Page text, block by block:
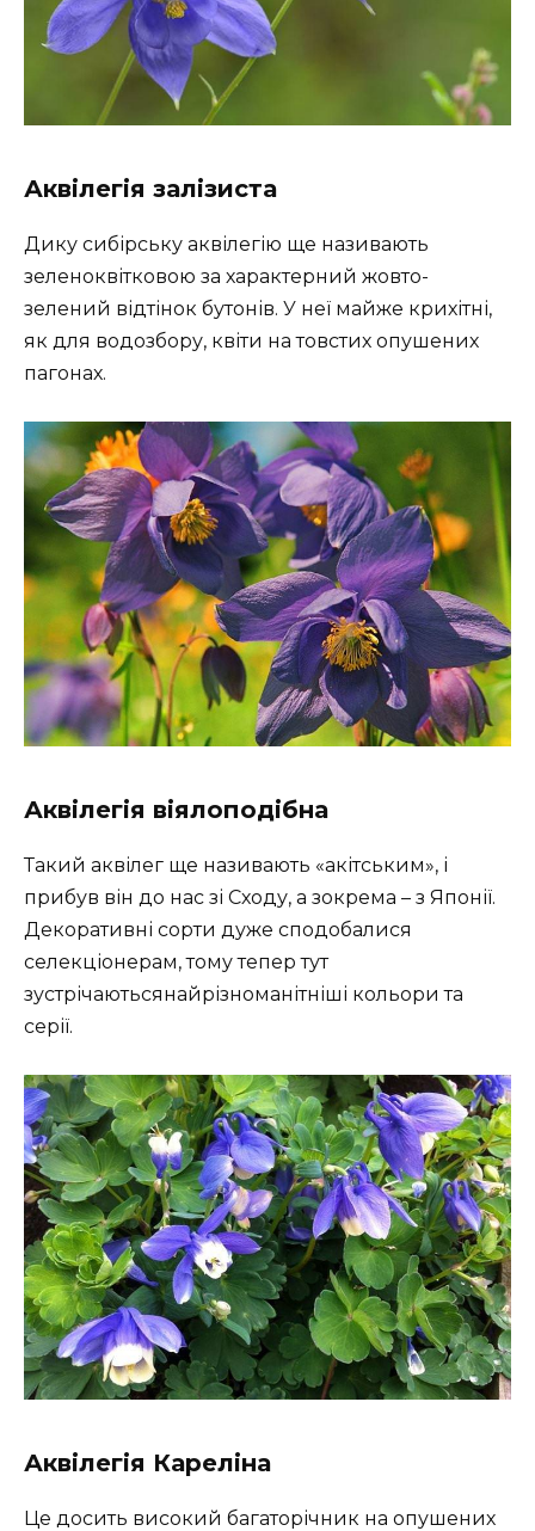
Аквілегія залізиста
Дику сибірську аквілегію ще називають
зеленоквітковою за характерний жовто-
зелений відтінок бутонів. У неї майже крихітні,
як для водозбору, квіти на товстих опушених
пагонах.
Аквілегія віялоподібна
Такий аквілег ще називають «акітським», і
прибув він до нас зі Сходу, а зокрема – з Японії.
Декоративні сорти дуже сподобалися
селекціонерам, тому тепер тут
зустрічаютьсянайрізноманітніші кольори та
серії.
Аквілегія Кареліна
Це досить високий багаторічник на опушених